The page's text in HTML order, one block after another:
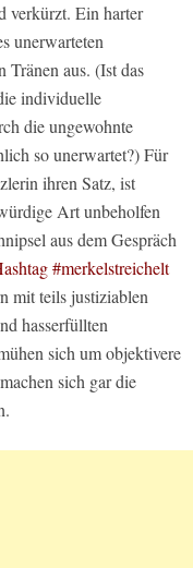
verkürzt. Ein harter
unerwarteten
Tränen aus. (Ist das
individuelle
die ungewohnte
so unerwartet?) Für
ihren Satz, ist
Art unbeholfen
aus dem Gespräch
#merkelstreichelt
mit teils justiziablen
hasserfüllten
sich um objektivere
sich gar die